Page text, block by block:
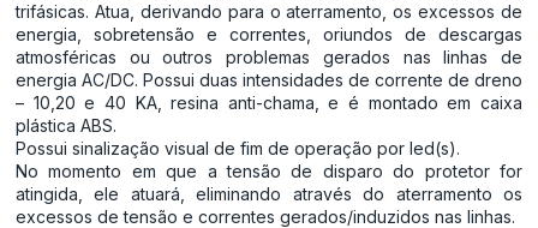
trifásicas. Atua, derivando para o aterramento, os excessos de
energia, sobretensão e correntes, oriundos de descargas
atmosféricas ou outros problemas gerados nas linhas de
energia AC/DC. Possui duas intensidades de corrente de dreno
– 10,20 e 40 KA, resina anti-chama, e é montado em caixa
plástica ABS.
Possui sinalização visual de fim de operação por led(s).
No momento em que a tensão de disparo do protetor for
atingida, ele atuará, eliminando através do aterramento os
excessos de tensão e correntes gerados/induzidos nas linhas.